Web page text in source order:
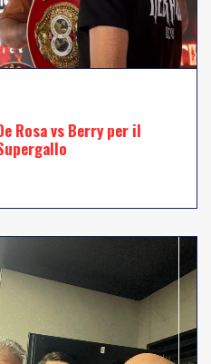
Rosa vs Berry per il